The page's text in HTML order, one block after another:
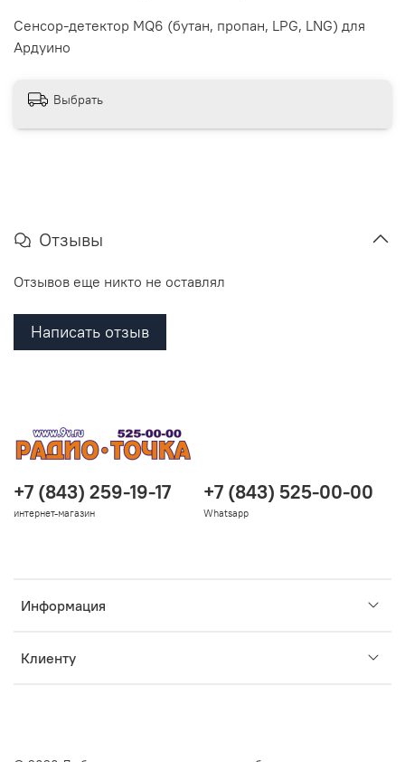
Сенсор-детектор MQ6 (бутан, пропан, LPG, LNG) для
Ардуино
Выбрать
Отзывы
Отзывов еще никто не оставлял
Написать отзыв
Информация
Клиенту
+7 (843) 259-19-17
интернет-магазин
+7 (843) 525-00-00
Whatsapp